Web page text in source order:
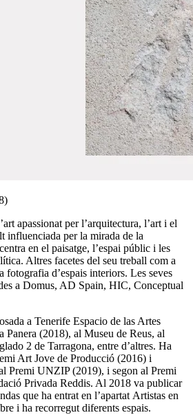
apassionat per l’arquitectura, l’art i el
influenciada per la mirada de la
en el paisatge, l’espai públic i les
Altres facetes del seu treball com a
fotografia d’espais interiors. Les seves
a Domus, AD Spain, HIC, Conceptual
a Tenerife Espacio de las Artes
Panera (2018), al Museu de Reus, al
2 de Tarragona, entre d’altres. Ha
Art Jove de Producció (2016) i
Premi UNZIP (2019), i segon al Premi
Privada Reddis. Al 2018 va publicar
que ha entrat en l’apartat Artistas en
i ha recorregut diferents espais.